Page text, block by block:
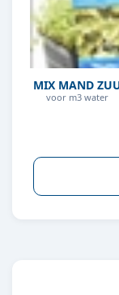
MIX
voor m3 water